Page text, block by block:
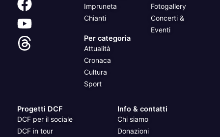
Impruneta
Chianti
Per categoria
Attualità
Cronaca
Cultura
Sport
Fotogallery
Concerti &
Eventi
Progetti DCF
DCF per il sociale
DCF in tour
Info & contatti
Chi siamo
Donazioni